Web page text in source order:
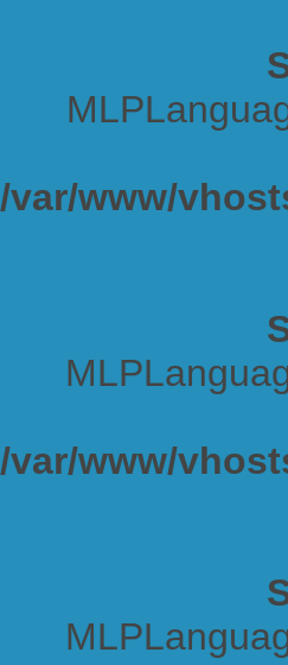
/var/www/
/var/www/